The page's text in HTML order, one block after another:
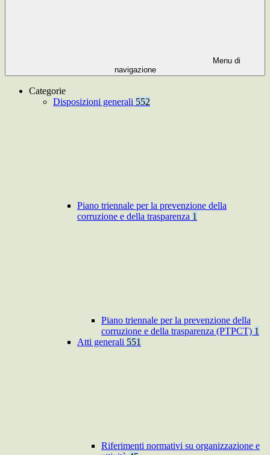
Menu di
navigazione
Categorie
Disposizioni generali 552
Piano triennale per la prevenzione della
corruzione e della trasparenza 1
Piano triennale per la prevenzione della
corruzione e della trasparenza (PTPCT) 1
Atti generali 551
Riferimenti normativi su organizzazione e